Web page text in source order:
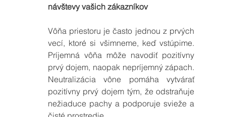
návštevy vašich zákazníkov
Vôňa priestoru je často jednou z prvých
vecí, ktoré si všimneme, keď vstúpime.
Príjemná vôňa môže navodiť pozitívny
prvý dojem, naopak nepríjemný zápach.
Neutralizácia vône pomáha vytvárať
pozitívny prvý dojem tým, že odstraňuje
nežiaduce pachy a podporuje svieže a